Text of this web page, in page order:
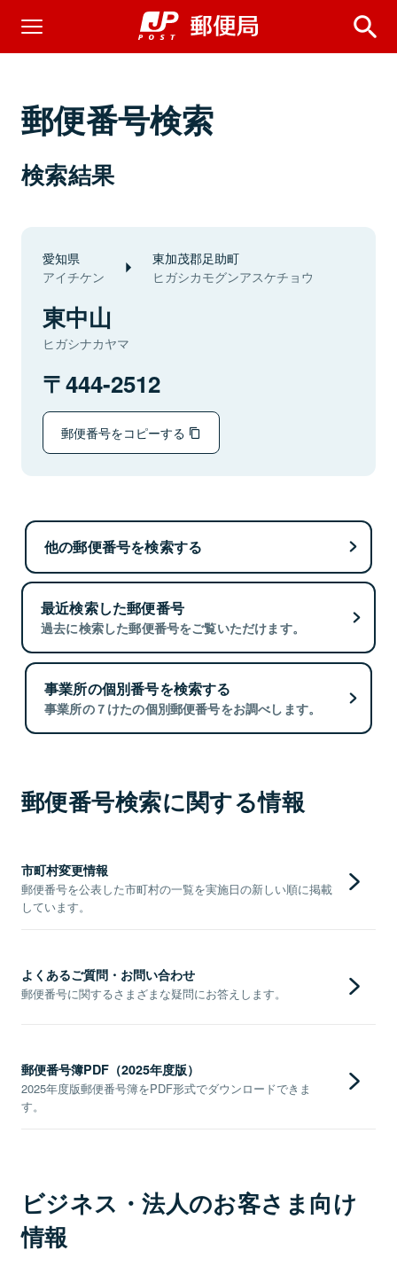
郵便番号検索
検索結果
愛知県
アイチケン
東加茂郡足助町
ヒガシカモグンアスケチョウ
東中山
ヒガシナカヤマ
444-2512
郵便番号をコピーする
他の郵便番号を検索する
最近検索した郵便番号
過去に検索した郵便番号をご覧いただけます。
事業所の個別番号を検索する
事業所の７けたの個別郵便番号をお調べします。
郵便番号検索に関する情報
市町村変更情報
郵便番号を公表した市町村の一覧を実施日の新しい順に掲載
しています。
よくあるご質問・お問い合わせ
郵便番号に関するさまざまな疑問にお答えします。
郵便番号簿PDF（2025年度版）
2025年度版郵便番号簿をPDF形式でダウンロードできま
す。
ビジネス・法人のお客さま向け
情報